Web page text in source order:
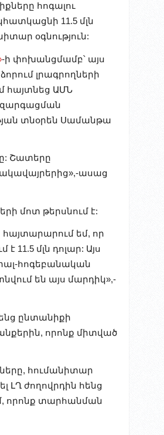
հոգալու
11.5 մլն
օգնություն:
-ի փոխանցմամբ՝ այս
լրագրողների
հայտնեց ԱՄՆ
զարգացման
տնօրեն Սամանթա
Շատերը
ասաց
մոտ թերսնում է:
հայտարարում եմ, որ
մլն դոլար: Այս
հոգեբանական
են այս մարդիկ»,-
ընտանիքի
որոնք միտված
հումանիտար
ԼՂ ժողովրդին հենց
որոնք տարհանման